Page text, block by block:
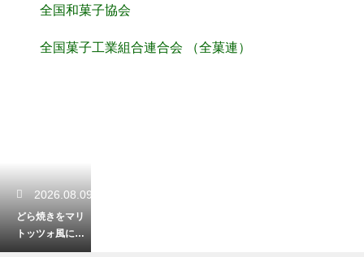
全国和菓子協会
全国菓子工業組合連合会 （全菓連）
2026.08.09
どら焼きをマリ
トッツォ風にア
レンジ！クリー